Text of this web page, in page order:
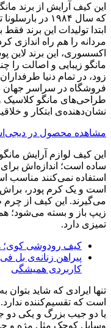
این کیف آرایش از برند
که سال ۱۹۸۴
مردانه را هم راه اندازی
اکسسوری، این برند لاین
مانگو زیبایی و اصالت را
فروشگاه در سراسر جهان
طراحی‌های مانگو کلاسیک
نشان‌دهنده‌ی ابتکار و
مشاهده محصول در
این کیف لوازم آرایش
ساده است؛ اندازه‌اش برای
است و یک کرم پودر،
می‌گیرند. این کیف از
زیپ باز و بسته می‌شود؛
تمیزی دارد.
کیف رودوشی کوی؛
کاربردی همیشگی
تنها ایرادی که شاید
است که تقسیم‌کننده
یا دو جیب بزرگ و یکی دو
وسایل کوچک مثل مژه و